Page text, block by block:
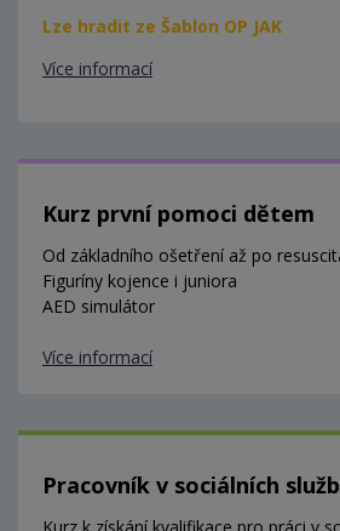
Lze hradit ze Šablon OP JAK
Více informací
Kurz první pomoci dětem
Od základního ošetření až po
Figuríny kojence i juniora
AED simulátor
Více informací
Pracovník v sociálních